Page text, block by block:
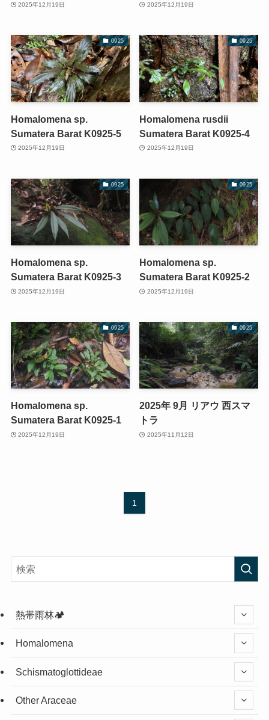
2025年12月19日 2025年12月19日
0925
Homalomena sp.
Sumatera Barat K0925-5
2025年12月19日
0925
Homalomena rusdii
Sumatera Barat K0925-4
2025年12月19日
0925
Homalomena sp.
Sumatera Barat K0925-3
2025年12月19日
0925
Homalomena sp.
Sumatera Barat K0925-2
2025年12月19日
0925
Homalomena sp.
Sumatera Barat K0925-1
2025年12月19日
0925
2025年 9月 リアウ 西スマ
トラ
2025年11月12日
1
熱帯雨林🏕️
Homalomena
Schismatoglottideae
Other Araceae